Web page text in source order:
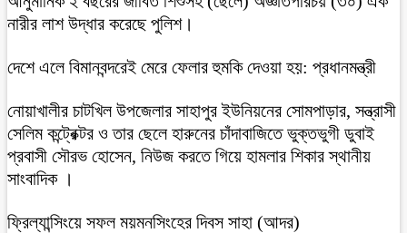
নারীর লাশ উদ্ধার করেছে পুলিশ।
দেশে এলে বিমানবন্দরেই মেরে ফেলার হুমকি দেওয়া হয়: প্রধানমন্ত্রী
নোয়াখালীর চাটখিল উপজেলার সাহাপুর ইউনিয়নের সোমপাড়ার, সন্ত্রাসী
সেলিম কন্ট্রেক্টর ও তার ছেলে হারুনের চাঁদাবাজিতে ভুক্তভুগী ডুবাই
প্রবাসী সৌরভ হোসেন, নিউজ করতে গিয়ে হামলার শিকার স্থানীয়
সাংবাদিক ।
ফ্রিল্যান্সিংয়ে সফল ময়মনসিংহের দিবস সাহা (আদর)